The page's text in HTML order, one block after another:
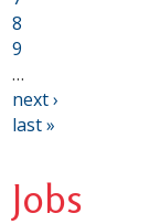
8
9
…
next ›
last »
Jobs